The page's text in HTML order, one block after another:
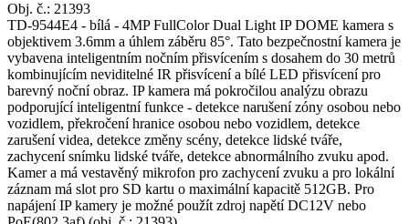
Obj. č.: 21393
TD-9544E4 - bílá - 4MP FullColor Dual Light IP DOME kamera s
objektivem 3.6mm a úhlem záběru 85°. Tato bezpečnostní kamera je
vybavena inteligentním nočním přisvícením s dosahem do 30 metrů
kombinujícím neviditelné IR přisvícení a bílé LED přisvícení pro
barevný noční obraz. IP kamera má pokročilou analýzu obrazu
podporující inteligentní funkce - detekce narušení zóny osobou nebo
vozidlem, překročení hranice osobou nebo vozidlem, detekce
zarušení videa, detekce změny scény, detekce lidské tváře,
zachycení snímku lidské tváře, detekce abnormálního zvuku apod.
Kamer a má vestavěný mikrofon pro zachycení zvuku a pro lokální
záznam má slot pro SD kartu o maximální kapacitě 512GB. Pro
napájení IP kamery je možné použít zdroj napětí DC12V nebo